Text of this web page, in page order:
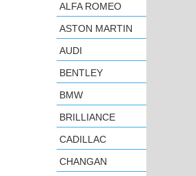
ALFA ROMEO
ASTON MARTIN
AUDI
BENTLEY
BMW
BRILLIANCE
CADILLAC
CHANGAN